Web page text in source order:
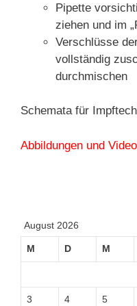
Pipette
ziehen und im
Verschlüsse
vollständig
durchmischen
Schemata für
Abbildungen und
August 2026
M D M
3 4 5